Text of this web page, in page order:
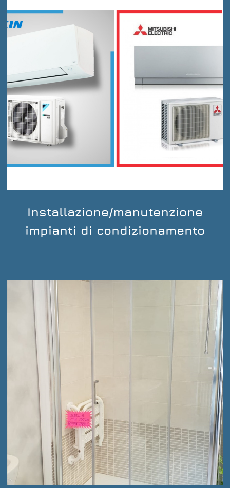
Installazione/manutenzione
impianti di condizionamento